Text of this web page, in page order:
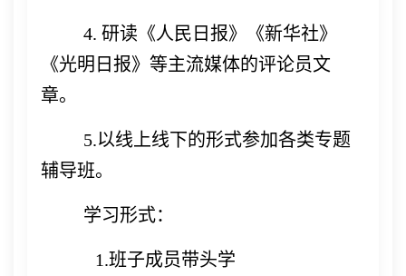
4. 研读《人民日报》《新华社》
《光明日报》等主流媒体的评论员文
章。
5.以线上线下的形式参加各类专题
辅导班。
学习形式：
1.班子成员带头学